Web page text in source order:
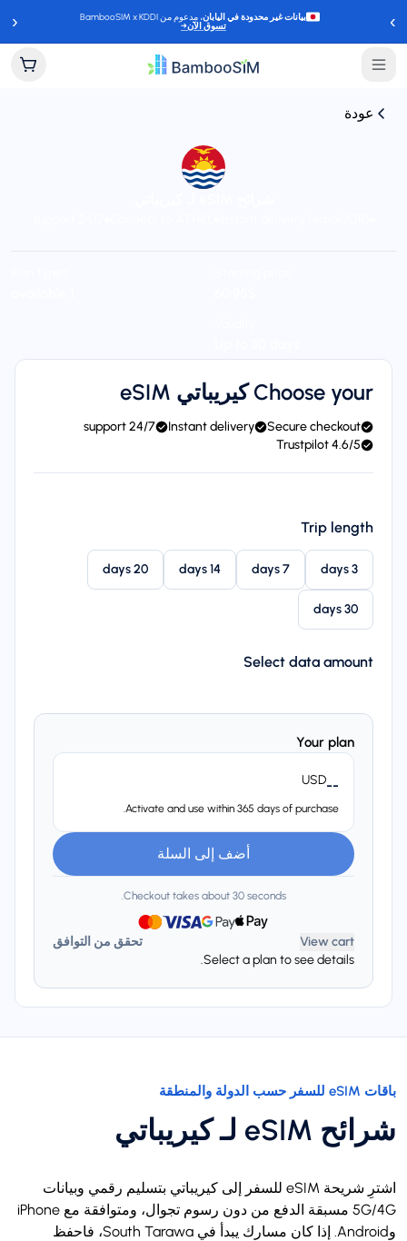
‹ بيانات غير محدودة في اليابان، مدعوم من BambooSIM x KDDI
تسوق الآن→ ›
عودة
Choose your كيريباتي eSIM
Secure checkout
Instant delivery
24/7 support
4.6/5 Trustpilot
Trip length
3 days
7 days
14 days
20 days
30 days
Select data amount
Your plan
--
USD
Activate and use within 365 days of purchase.
أضف إلى السلة
Checkout takes about 30 seconds.
View cart
تحقق من التوافق
Select a plan to see details.
باقات eSIM للسفر حسب الدولة والمنطقة
شرائح eSIM لـ كيريباتي
اشترِ شريحة eSIM للسفر إلى كيريباتي بتسليم رقمي وبيانات
5G/4G مسبقة الدفع من دون رسوم تجوال، ومتوافقة مع iPhone
وAndroid. إذا كان مسارك يبدأ في South Tarawa، فاحفظ